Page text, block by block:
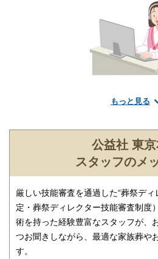
もっと見る
ご希望にあわせて葬儀の段取りを進行
場、霊柩車などの手配をはじめ、必要
アイス）などを、ご希望にあわせてご
公益社 東
スタッフのメ
厳しい技能審査を通過した“葬祭デ
定・葬祭ディレクター技能審査制度
術を持った経験豊富なスタッフが、
つお聞きしながら、最適な家族葬や
す。